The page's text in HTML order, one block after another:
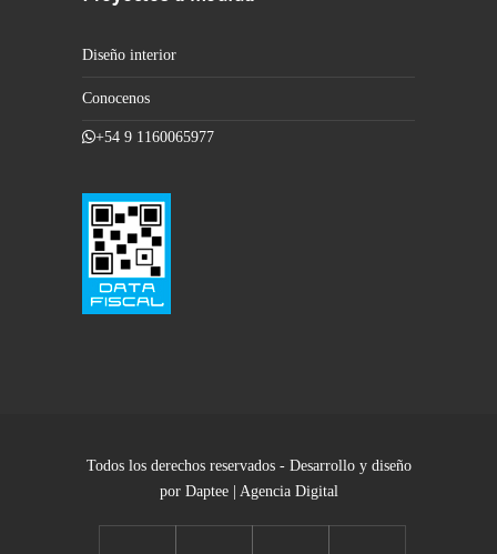
Diseño interior
Conocenos
+54 9 1160065977
Todos los derechos reservados - Desarrollo y diseño
por Daptee | Agencia Digital